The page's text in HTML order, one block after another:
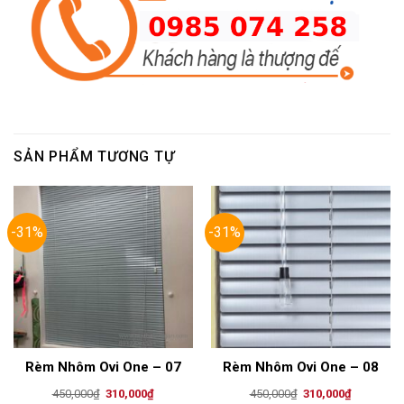
SẢN PHẨM TƯƠNG TỰ
-31%
Rèm Nhôm Ovi One – 07
450,000₫ Original
310,000₫Current
-31%
Rèm Nhôm Ovi One – 08
450,000₫ Original
310,000₫Current